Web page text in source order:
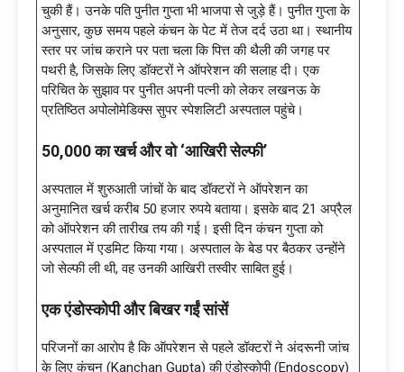
चुकी हैं। उनके पति पुनीत गुप्ता भी भाजपा से जुड़े हैं। पुनीत गुप्ता के
अनुसार, कुछ समय पहले कंचन के पेट में तेज दर्द उठा था। स्थानीय
स्तर पर जांच कराने पर पता चला कि पित्त की थैली की जगह पर
पथरी है, जिसके लिए डॉक्टरों ने ऑपरेशन की सलाह दी। एक
परिचित के सुझाव पर पुनीत अपनी पत्नी को लेकर लखनऊ के
प्रतिष्ठित अपोलोमेडिक्स सुपर स्पेशलिटी अस्पताल पहुंचे।
50,000 का खर्च और वो ‘आखिरी सेल्फी’
अस्पताल में शुरुआती जांचों के बाद डॉक्टरों ने ऑपरेशन का
अनुमानित खर्च करीब 50 हजार रुपये बताया। इसके बाद 21 अप्रैल
को ऑपरेशन की तारीख तय की गई। इसी दिन कंचन गुप्ता को
अस्पताल में एडमिट किया गया। अस्पताल के बेड पर बैठकर उन्होंने
जो सेल्फी ली थी, वह उनकी आखिरी तस्वीर साबित हुई।
एक एंडोस्कोपी और बिखर गईं सांसें
परिजनों का आरोप है कि ऑपरेशन से पहले डॉक्टरों ने अंदरूनी जांच
के लिए कंचन (Kanchan Gupta) की एंडोस्कोपी (Endoscopy)